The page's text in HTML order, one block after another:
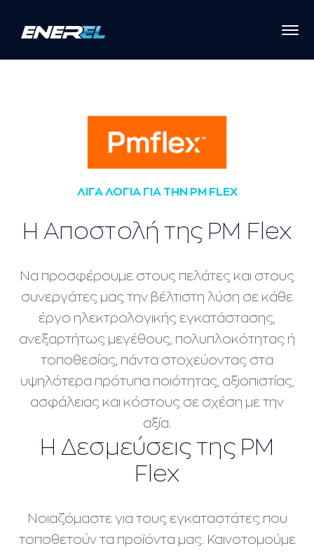
ΛΙΓΑ ΛΟΓΙΑ ΓΙΑ ΤΗΝ PM FLEX
Η Αποστολή της PM Flex
Να προσφέρουμε στους πελάτες και στους
συνεργάτες μας την βέλτιστη λύση σε κάθε
έργο ηλεκτρολογικής εγκατάστασης,
ανεξαρτήτως μεγέθους, πολυπλοκότητας ή
τοποθεσίας, πάντα στοχεύοντας στα
υψηλότερα πρότυπα ποιότητας, αξιοπιστίας,
ασφάλειας και κόστους σε σχέση με την
αξία.
Η Δεσμεύσεις της PM
Flex
Νοιαζόμαστε για τους εγκαταστάτες που
τοποθετούν τα προϊόντα μας. Καινοτομούμε